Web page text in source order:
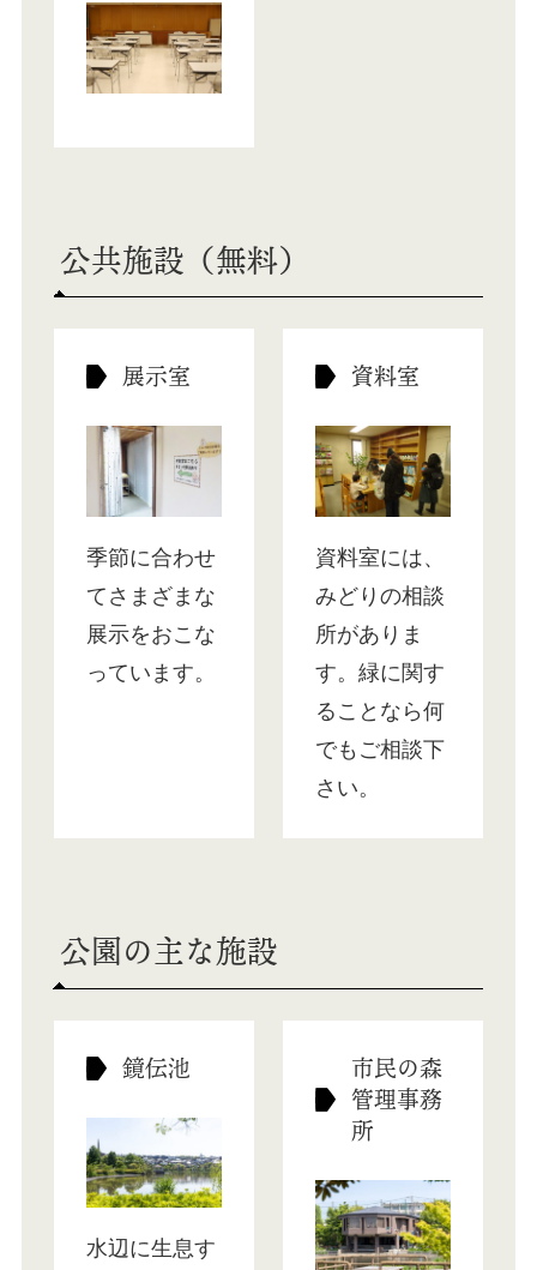
公共施設（無料）
展示室
季節に合わせ
てさまざまな
展示をおこな
っています。
資料室
資料室には、
みどりの相談
所がありま
す。緑に関す
ることなら何
でもご相談下
さい。
公園の主な施設
鏡伝池
水辺に生息す
市民の森
管理事務
所